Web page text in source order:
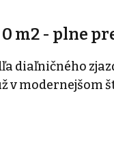
0 m2 - plne
diaľničného
v modernejšom